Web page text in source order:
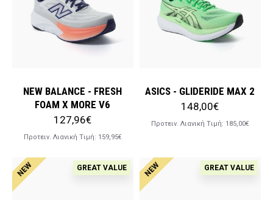
NEW BALANCE - FRESH
FOAM X MORE V6
127,96€
Προτειν. Λιανική Tιμή: 159,95€
ASICS - GLIDERIDE MAX 2
148,00€
Προτειν. Λιανική Tιμή: 185,00€
NEW GREAT VALUE NEW GREAT VALUE